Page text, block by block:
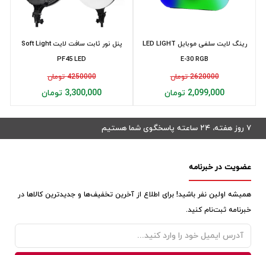
پنل نور ثابت سافت لايت Soft Light
PF45 LED
4250000 تومان
3,300,000 تومان
رینگ لایت سلفی موبایل LED LIGHT
E-30 RGB
2620000 تومان
2,099,000 تومان
۷ روز هفته، ۲۴ ساعته پاسخگوی شما هستیم
عضویت در خبرنامه
همیشه اولین نفر باشید! برای اطلاع از آخرین تخفیف‌ها و جدیدترین کالاها در
خبرنامه ثبت‌نام کنید.